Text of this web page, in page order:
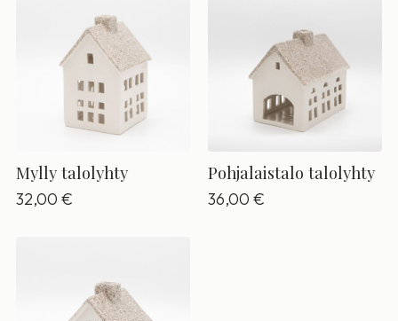
Mylly talolyhty
32,00€
Pohjalaistalo talolyhty
36,00 €